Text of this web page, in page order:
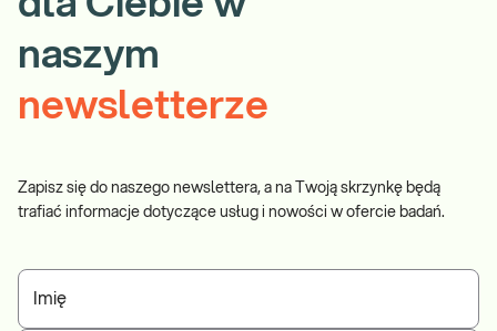
naszym
newsletterze
Zapisz się do naszego newslettera, a na Twoją skrzynkę będą
trafiać informacje dotyczące usług i nowości w ofercie badań.
Imię